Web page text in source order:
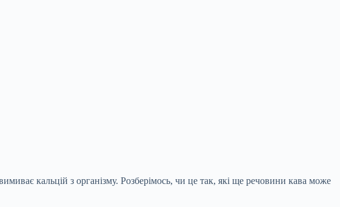
кальцій з організму. Розберімось, чи це так, які ще речовини кава може